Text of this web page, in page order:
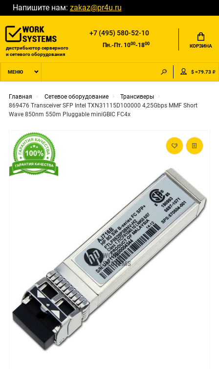
Напишите нам: zakaz@pr4u.ru
дистрибьютор серверного
и сетевого оборудования
+7 (495) 580-52-10
Пн.-Пт. 1000-1800 КОРЗИНА
МЕНЮ $ =79.73 ₽
Главная Сетевое оборудование
Трансиверы
869476 Transceiver SFP Intel TXN31115D100000 4,25Gbps MMF Short
Wave 850nm 550m Pluggable miniGBIC FC4x